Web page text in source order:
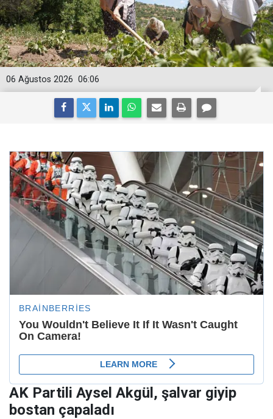
06:06
06 Ağustos 2026
AK Partili Aysel Akgül, şalvar giyip
bostan çapaladı